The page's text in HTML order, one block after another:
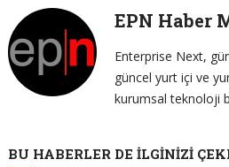
EPN Haber
Enterprise Next,
güncel yurt içi ve
kurumsal teknoloji
BU HABERLER DE İLGINIZI